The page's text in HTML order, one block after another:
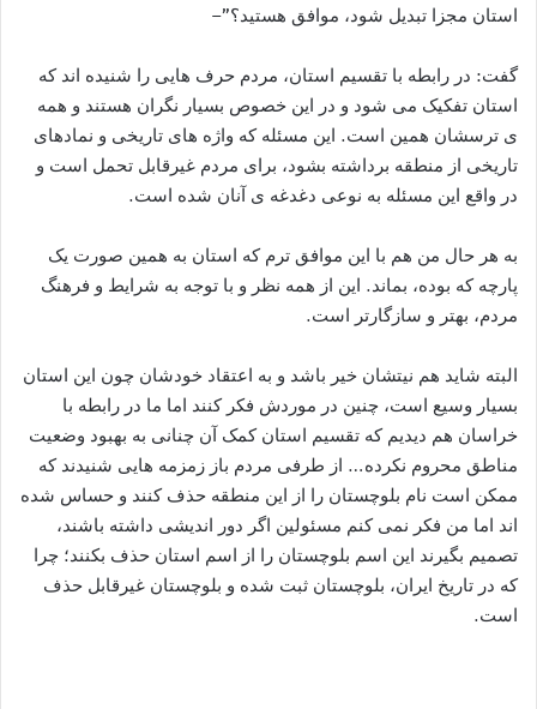
استان مجزا تبدیل شود، موافق هستید؟”–
گفت: در رابطه با تقسیم استان، مردم حرف هایی را شنیده اند که
استان تفکیک می شود و در این خصوص بسیار نگران هستند و همه
ی ترسشان همین است. این مسئله که واژه های تاریخی و نمادهای
تاریخی از منطقه برداشته بشود، برای مردم غیرقابل تحمل است و
در واقع این مسئله به نوعی دغدغه ی آنان شده است.
به هر حال من هم با این موافق ترم که استان به همین صورت یک
پارچه که بوده، بماند. این از همه نظر و با توجه به شرایط و فرهنگ
مردم، بهتر و سازگارتر است.
البته شاید هم نیتشان خیر باشد و به اعتقاد خودشان چون این استان
بسیار وسیع است، چنین در موردش فکر کنند اما ما در رابطه با
خراسان هم دیدیم که تقسیم استان کمک آن چنانی به بهبود وضعیت
مناطق محروم نکرده… از طرفی مردم باز زمزمه هایی شنیدند که
ممکن است نام بلوچستان را از این منطقه حذف کنند و حساس شده
اند اما من فکر نمی کنم مسئولین اگر دور اندیشی داشته باشند،
تصمیم بگیرند این اسم بلوچستان را از اسم استان حذف بکنند؛ چرا
که در تاریخ ایران، بلوچستان ثبت شده و بلوچستان غیرقابل حذف
است.